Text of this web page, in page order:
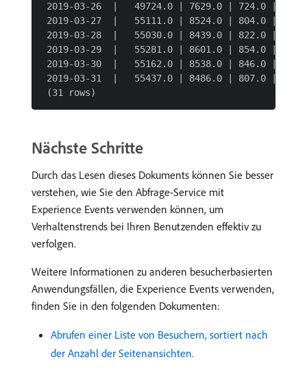
2019-03-26  |   49724.0 | 7629.0 | 724.0 |
2019-03-27  |   55111.0 | 8524.0 | 804.0 |
2019-03-28  |   55030.0 | 8439.0 | 822.0 |
2019-03-29  |   55281.0 | 8601.0 | 854.0 |
2019-03-30  |   55162.0 | 8538.0 | 846.0 |
2019-03-31  |   55437.0 | 8486.0 | 807.0 |
Nächste Schritte
Durch das Lesen dieses Dokuments können Sie besser
verstehen, wie Sie den Abfrage-Service mit
Experience Events verwenden können, um
Verhaltenstrends bei Ihren Benutzenden effektiv zu
verfolgen.
Weitere Informationen zu anderen besucherbasierten
Anwendungsfällen, die Experience Events verwenden,
finden Sie in den folgenden Dokumenten:
Abrufen einer Liste von Besuchern, sortiert nach
der Anzahl der Seitenansichten.